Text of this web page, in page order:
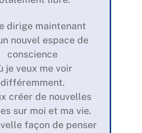
dirige maintenant
nouvel espace de
conscience
je veux me voir
différemment.
créer de nouvelles
sur moi et ma vie.
façon de penser